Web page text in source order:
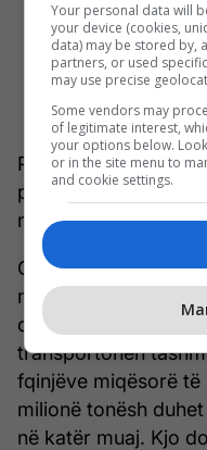
Palët kanë rënë
porteve të
mbrohen nga
Operacioni pritet të
milionë ton të
dhe duke marrë
transportohen
fqinjëve miqësorë
milionë tonësh
në katër muaj. Kjo
Your personal data will
your device (cookies,
data) may be stored by,
partners, or used
may use precise
Some vendors may
of legitimate interest,
your options below.
or in the site menu to
and cookie settings.